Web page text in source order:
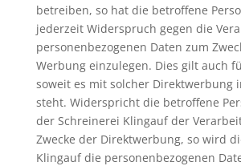
betreiben, so hat die betroffene
jederzeit Widerspruch gegen die
personenbezogenen Daten zum
Werbung einzulegen. Dies gilt auch
soweit es mit solcher Direktwerbung
steht. Widerspricht die betroffene
der Schreinerei Klingauf der
Zwecke der Direktwerbung, so wird
Klingauf die personenbezogenen